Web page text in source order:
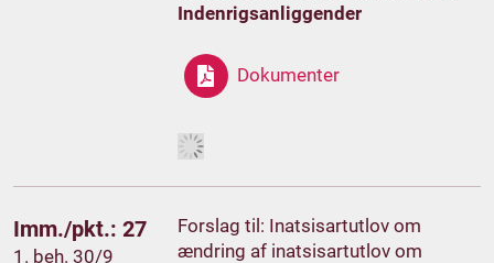
Indenrigsanliggender
Dokumenter
Imm./pkt.: 27
1. beh. 30/9
Forslag til: Inatsisartutlov om
ændring af inatsisartutlov om